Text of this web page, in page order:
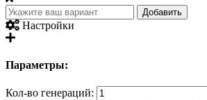
Добавить
Настройки
Параметры:
Кол-во генераций: